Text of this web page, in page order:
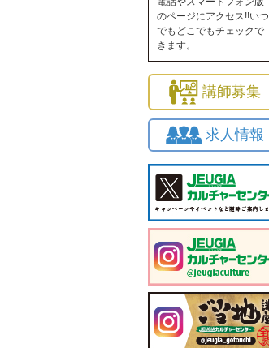
のページにアクセス!!いつ
でもどこでもチェックで
きます。
講師募集
求人情報